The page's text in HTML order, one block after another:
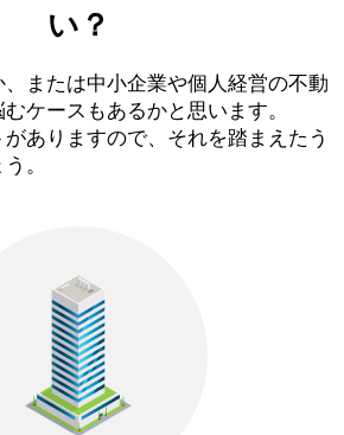
い？
または中小企業や個人経営の不動
ケースもあるかと思います。
ありますので、それを踏まえたう
。